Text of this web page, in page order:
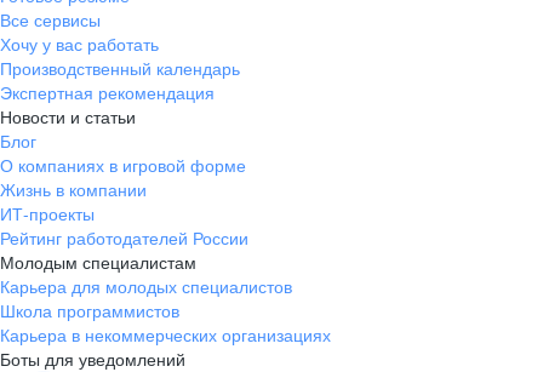
Все сервисы
Хочу у вас работать
Производственный календарь
Экспертная рекомендация
Новости и статьи
Блог
О компаниях в игровой форме
Жизнь в компании
ИТ-проекты
Рейтинг работодателей России
Молодым специалистам
Карьера для молодых специалистов
Школа программистов
Карьера в некоммерческих организациях
Боты для уведомлений